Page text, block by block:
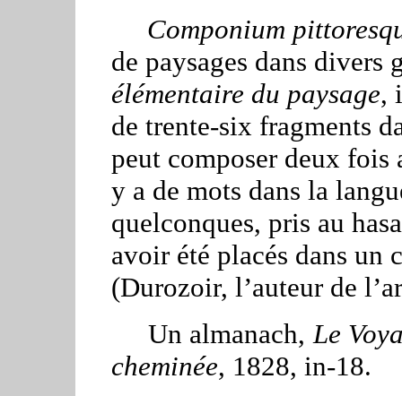
Componium
de paysages dans divers
élémentaire du paysage,
de trente-six fragments
peut composer deux fois
y a de mots dans la
quelconques, pris au
avoir été placés dans un
(Durozoir, l’auteur de
Un almanach,Le
cheminée, 1828, in-18.